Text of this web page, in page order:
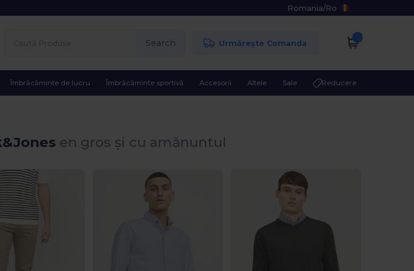
Romania/Ro
Search Urmărește Comanda
Îmbrăcăminte de lucru Îmbrăcăminte sportivă Accesorii Altele Sale Reducere
en gros și cu amănuntul